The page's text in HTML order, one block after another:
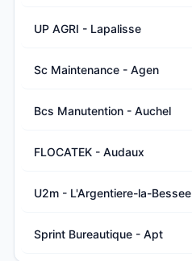
UP AGRI - Lapalisse
Sc Maintenance - Agen
Bcs Manutention - Auchel
FLOCATEK - Audaux
U2m - L'Argentiere-la-Bessee
Sprint Bureautique - Apt